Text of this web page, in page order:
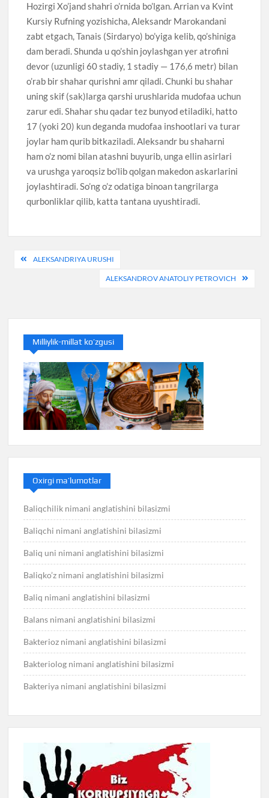
Hozirgi Xo’jand shahri o’rnida bo’lgan. Arrian va Kvint
Kursiy Rufning yozishicha, Aleksandr Marokandani
zabt etgach, Tanais (Sirdaryo) bo’yiga kelib, qo’shiniga
dam beradi. Shunda u qo’shin joylashgan yer atrofini
devor (uzunligi 60 stadiy, 1 stadiy — 176,6 metr) bilan
o’rab bir shahar qurishni amr qiladi. Chunki bu shahar
uning skif (sak)larga qarshi urushlarida mudofaa uchun
zarur edi. Shahar shu qadar tez bunyod etiladiki, hatto
17 (yoki 20) kun deganda mudofaa inshootlari va turar
joylar ham qurib bitkaziladi. Aleksandr bu shaharni
ham o’z nomi bilan atashni buyurib, unga ellin asirlari
va urushga yaroqsiz bo’lib qolgan makedon askarlarini
joylashtiradi. So’ng o’z odatiga binoan tangrilarga
qurbonliklar qilib, katta tantana uyushtiradi.
PostALEKSANDRIYA URUSHI
ALEKSANDROV ANATOLIY PETROVICH
Milliylik-millat ko’zgusi
Oxirgi ma’lumotlar
Baliqchilik nimani anglatishini bilasizmi
Baliqchi nimani anglatishini bilasizmi
Baliq uni nimani anglatishini bilasizmi
Baliqko’z nimani anglatishini bilasizmi
Baliq nimani anglatishini bilasizmi
Balans nimani anglatishini bilasizmi
Bakterioz nimani anglatishini bilasizmi
Bakteriolog nimani anglatishini bilasizmi
Bakteriya nimani anglatishini bilasizmi